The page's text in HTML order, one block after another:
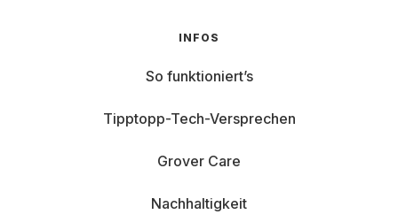
INFOS
So funktioniert’s
Tipptopp-Tech-Versprechen
Grover Care
Nachhaltigkeit